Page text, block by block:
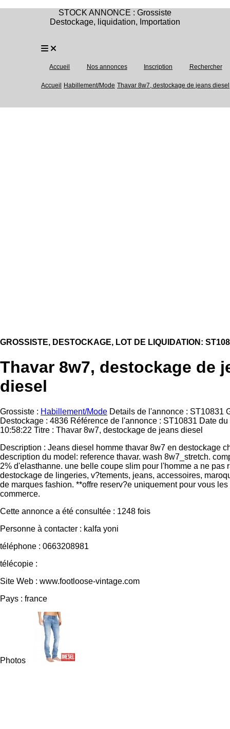
STOCK ANNONCE : Grossiste
Destockage, liquidation, Importation
Accueil Nos annonces Inscription Rechercher
Accueil Habillement/Mode Thavar 8w7, destockage de jeans diesel
GROSSISTE, DESTOCKAGE, LOT DE LIQUIDATION:
Thavar 8w7, destockage de
diesel
Grossiste : Habillement/Mode Details de l'annonce : ST10831
Destockage : 4836 Référence de l'annonce : ST10831 Date
10:58:22 Titre : Thavar 8w7, destockage de jeans diesel
Description : Jeans diesel homme thavar 8w7 en destockage
description du model: reference thavar. wash 8w7_stretch.
2% d'elasthanne. une belle coupe slim pour l'homme a ne pas
destockage de lingeries, v?tements, jeans, accessoires,
de marques fashion. **offre reserv?e uniquement pour vous
commerce.
Cette annonce a été consultée : 1248 fois
Personne à contacter : kalfa yoni
téléphone : 0663208981
télécopie :
Site Web : www.footloose-vintage.com
Pays : france
Photos